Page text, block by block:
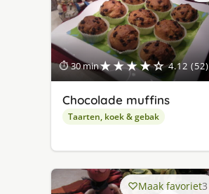
⏱ 30 min★★★★☆ 4.12 (52)
Chocolade muffins
Taarten, koek & gebak
Maak favoriet3